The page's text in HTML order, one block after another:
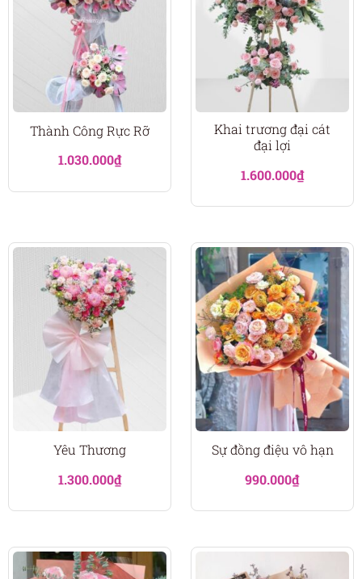
Thành Công Rực Rỡ
1.030.000₫
Khai trương đại cát
đại lợi
1.600.000₫
Yêu Thương
1.300.000₫
Sự đồng điệu vô hạn
990.000₫